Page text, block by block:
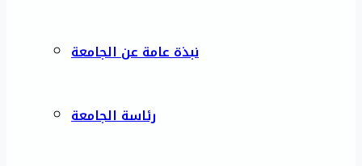
نبذة عامة عن الجامعة
رئاسة الجامعة